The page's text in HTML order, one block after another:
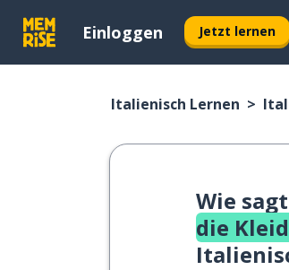
Einloggen Jetzt lernen
Italienisch Lernen
Wie
die